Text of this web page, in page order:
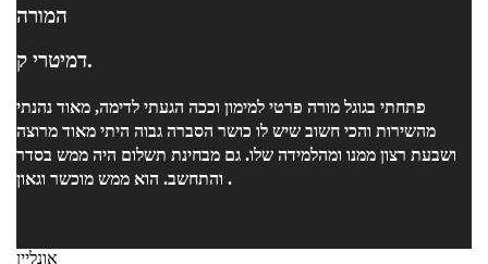
המורה
דמיטרי ק.
פתחתי בגוגל מורה פרטי למימון וככה הגעתי לדימה, מאוד נהנתי
מהשירות והכי חשוב שיש לו כושר הסברה גבוה היתי מאוד מרוצה
ושבעת רצון ממנו ומהלמידה שלו. גם מבחינת תשלום היה ממש בסדר
והתחשב. הוא ממש מוכשר וגאון .
אונליין